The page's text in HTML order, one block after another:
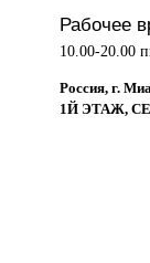
Рабочее
10.00-20.00
Россия, г.
1Й ЭТАЖ,